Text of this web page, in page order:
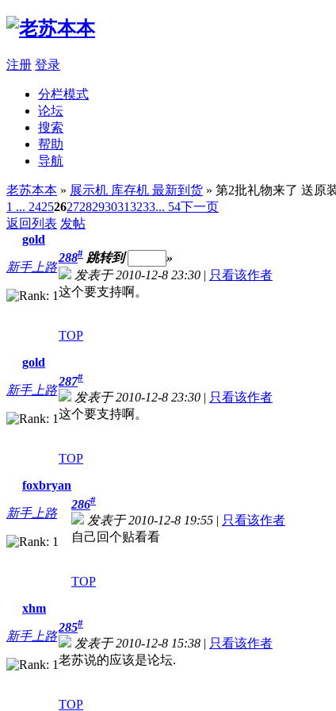
注册 登录
分栏模式
论坛
搜索
帮助
导航
老苏本本 » 展示机 库存机 最新到货 » 第2批礼物来了 送原
1 ... 24252627282930313233... 54下一页
返回列表 发帖
gold
新手上路
288# 跳转到
»
发表于 2010-12-8 23:30 | 只看该作者
这个要支持啊。
TOP
gold
新手上路
287#
发表于 2010-12-8 23:30 | 只看该作者
这个要支持啊。
TOP
foxbryan
新手上路
286#
发表于 2010-12-8 19:55 | 只看该作者
自己回个贴看看
TOP
xhm
新手上路
285#
发表于 2010-12-8 15:38 | 只看该作者
老苏说的应该是论坛.
TOP